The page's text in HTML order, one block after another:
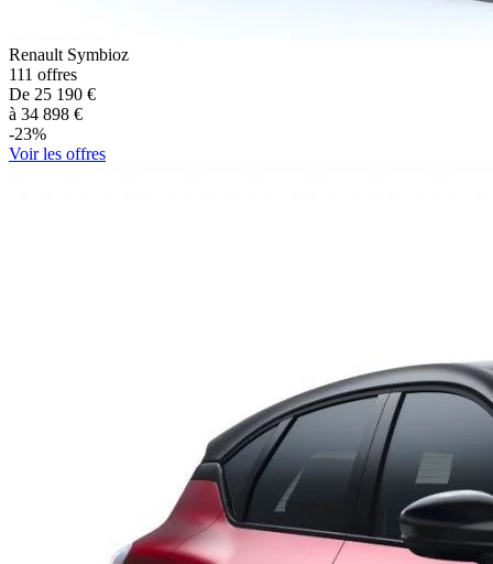
Renault Symbioz
111 offres
De 25 190 €
à 34 898 €
-23%
Voir les offres